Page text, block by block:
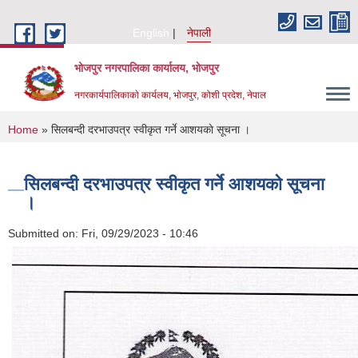
English
नेपाली
भोजपुर नगरपालिका कार्यालय, भाेजपुर
नगरकार्यपालिकाकाे कार्यलय, भाेजपुर, कोशी प्रदेश, नेपाल
You are here
Home » सिलबन्दी दरभाउपत्र स्वीकृत गर्ने आशयकाे सूचना ।
सिलबन्दी दरभाउपत्र स्वीकृत गर्ने आशयकाे सूचना
।
Submitted on: Fri, 09/29/2023 - 10:46